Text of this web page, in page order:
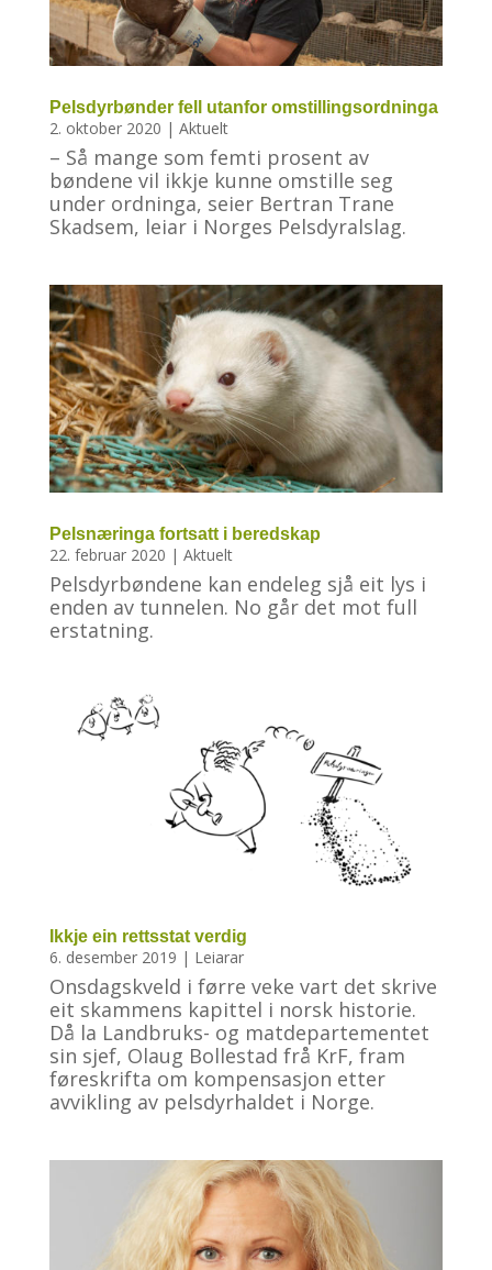
Pelsdyrbønder fell utanfor omstillingsordninga
2. oktober 2020 | Aktuelt
– Så mange som femti prosent av
bøndene vil ikkje kunne omstille seg
under ordninga, seier Bertran Trane
Skadsem, leiar i Norges Pelsdyralslag.
Pelsnæringa fortsatt i beredskap
22. februar 2020 | Aktuelt
Pelsdyrbøndene kan endeleg sjå eit lys i
enden av tunnelen. No går det mot full
erstatning.
Ikkje ein rettsstat verdig
6. desember 2019 | Leiarar
Onsdagskveld i førre veke vart det skrive
eit skammens kapittel i norsk historie.
Då la Landbruks- og matdepartementet
sin sjef, Olaug Bollestad frå KrF, fram
føreskrifta om kompensasjon etter
avvikling av pelsdyrhaldet i Norge.